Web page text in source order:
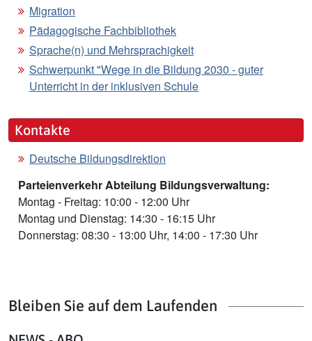
Migration
Pädagogische Fachbibliothek
Sprache(n) und Mehrsprachigkeit
Schwerpunkt "Wege in die Bildung 2030 - guter
Unterricht in der inklusiven Schule
Kontakte
Deutsche Bildungsdirektion
Parteienverkehr Abteilung Bildungsverwaltung:
Montag - Freitag: 10:00 - 12:00 Uhr
Montag und Dienstag: 14:30 - 16:15 Uhr
Donnerstag: 08:30 - 13:00 Uhr, 14:00 - 17:30 Uhr
Bleiben Sie auf dem Laufenden